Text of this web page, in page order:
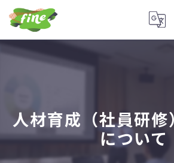
人材育成（社員研修
について